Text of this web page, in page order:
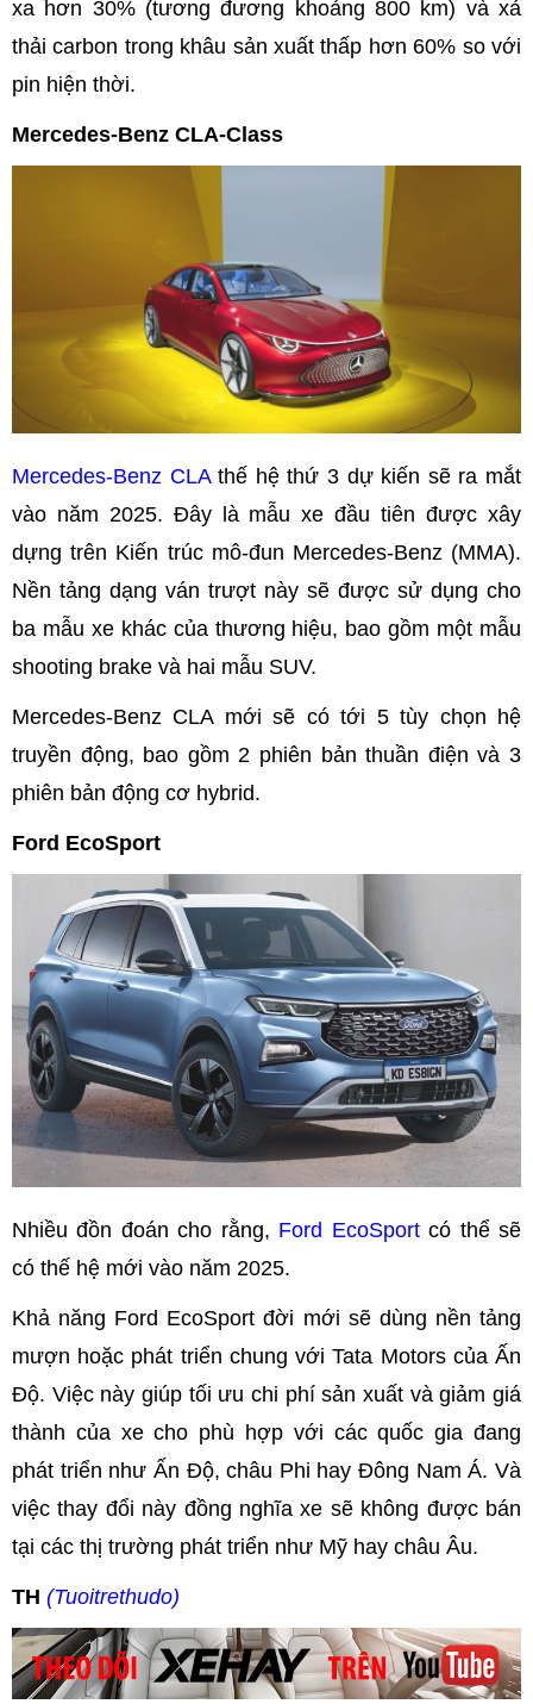
xa hơn 30% (tương đương khoảng 800 km) và xả
thải carbon trong khâu sản xuất thấp hơn 60% so với
pin hiện thời.
Mercedes-Benz CLA-Class
Mercedes-Benz CLAthế hệ thứ 3 dự kiến sẽ ra mắt
vào năm 2025. Đây là mẫu xe đầu tiên được xây
dựng trên Kiến trúc mô-đun Mercedes-Benz (MMA).
Nền tảng dạng ván trượt này sẽ được sử dụng cho
ba mẫu xe khác của thương hiệu, bao gồm một mẫu
shooting brake và hai mẫu SUV.
Mercedes-Benz CLA mới sẽ có tới 5 tùy chọn hệ
truyền động, bao gồm 2 phiên bản thuần điện và 3
phiên bản động cơ hybrid.
Ford EcoSport
Nhiều đồn đoán cho rằng, Ford EcoSportcó thể sẽ
có thế hệ mới vào năm 2025.
Khả năng Ford EcoSport đời mới sẽ dùng nền tảng
mượn hoặc phát triển chung với Tata Motors của Ấn
Độ. Việc này giúp tối ưu chi phí sản xuất và giảm giá
thành của xe cho phù hợp với các quốc gia đang
phát triển như Ấn Độ, châu Phi hay Đông Nam Á. Và
việc thay đổi này đồng nghĩa xe sẽ không được bán
tại các thị trường phát triển như Mỹ hay châu Âu.
TH (Tuoitrethudo)